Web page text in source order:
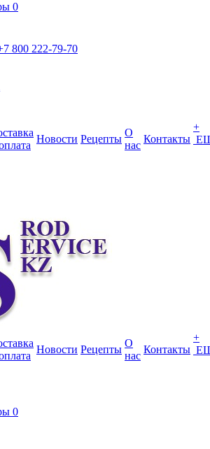
0
800 222-79-70
Новости Рецепты
О
нас
Контакты
+
Новости Рецепты
О
нас
Контакты
+
0